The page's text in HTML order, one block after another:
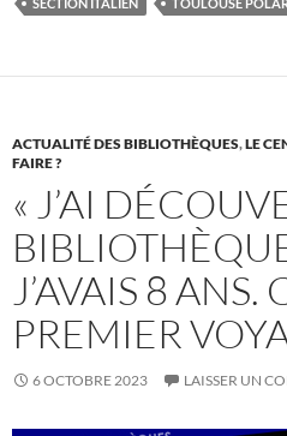
SECTION ITALIEN TOULOUSE
ACTUALITÉ DES BIBLIOTHÈQUES,LE
FAIRE ?
« J’AI
J’AVAIS 8 ANS.
PREMIER
6 OCTOBRE 2023 LAISSER UN